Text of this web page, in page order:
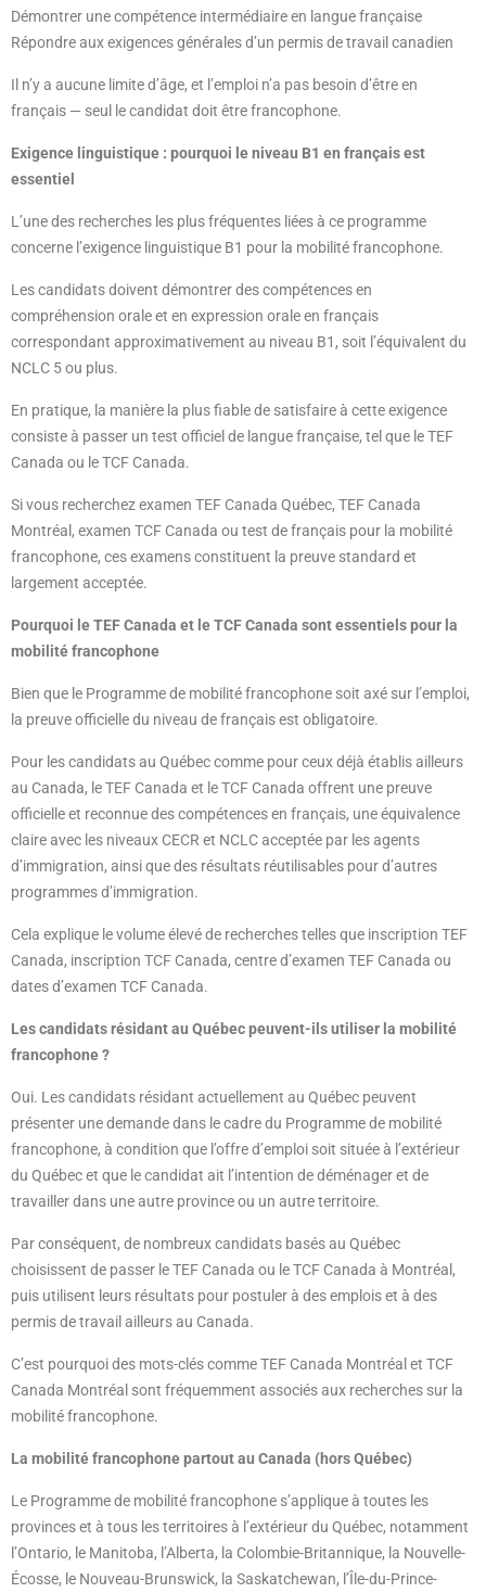
Démontrer une compétence intermédiaire en langue française
Répondre aux exigences générales d’un permis de travail canadien
Il n’y a aucune limite d’âge, et l’emploi n’a pas besoin d’être en
français — seul le candidat doit être francophone.
Exigence linguistique : pourquoi le niveau B1 en français est
essentiel
L’une des recherches les plus fréquentes liées à ce programme
concerne l’exigence linguistique B1 pour la mobilité francophone.
Les candidats doivent démontrer des compétences en
compréhension orale et en expression orale en français
correspondant approximativement au niveau B1, soit l’équivalent du
NCLC 5 ou plus.
En pratique, la manière la plus fiable de satisfaire à cette exigence
consiste à passer un test officiel de langue française, tel que le TEF
Canada ou le TCF Canada.
Si vous recherchez examen TEF Canada Québec, TEF Canada
Montréal, examen TCF Canada ou test de français pour la mobilité
francophone, ces examens constituent la preuve standard et
largement acceptée.
Pourquoi le TEF Canada et le TCF Canada sont essentiels pour la
mobilité francophone
Bien que le Programme de mobilité francophone soit axé sur l’emploi,
la preuve officielle du niveau de français est obligatoire.
Pour les candidats au Québec comme pour ceux déjà établis ailleurs
au Canada, le TEF Canada et le TCF Canada offrent une preuve
officielle et reconnue des compétences en français, une équivalence
claire avec les niveaux CECR et NCLC acceptée par les agents
d’immigration, ainsi que des résultats réutilisables pour d’autres
programmes d’immigration.
Cela explique le volume élevé de recherches telles que inscription TEF
Canada, inscription TCF Canada, centre d’examen TEF Canada ou
dates d’examen TCF Canada.
Les candidats résidant au Québec peuvent-ils utiliser la mobilité
francophone ?
Oui. Les candidats résidant actuellement au Québec peuvent
présenter une demande dans le cadre du Programme de mobilité
francophone, à condition que l’offre d’emploi soit située à l’extérieur
du Québec et que le candidat ait l’intention de déménager et de
travailler dans une autre province ou un autre territoire.
Par conséquent, de nombreux candidats basés au Québec
choisissent de passer le TEF Canada ou le TCF Canada à Montréal,
puis utilisent leurs résultats pour postuler à des emplois et à des
permis de travail ailleurs au Canada.
C’est pourquoi des mots-clés comme TEF Canada Montréal et TCF
Canada Montréal sont fréquemment associés aux recherches sur la
mobilité francophone.
La mobilité francophone partout au Canada (hors Québec)
Le Programme de mobilité francophone s’applique à toutes les
provinces et à tous les territoires à l’extérieur du Québec, notamment
l’Ontario, le Manitoba, l’Alberta, la Colombie-Britannique, la Nouvelle-
Écosse, le Nouveau-Brunswick, la Saskatchewan, l’Île-du-Prince-